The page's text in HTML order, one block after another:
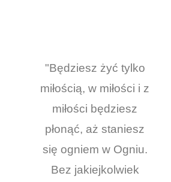
"Będziesz żyć tylko
miłością, w miłości i z
miłości będziesz
płonąć, aż staniesz
się ogniem w Ogniu.
Bez jakiejkolwiek